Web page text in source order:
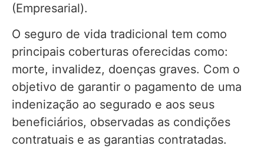
(Empresarial).
O seguro de vida tradicional tem como
principais coberturas oferecidas como:
morte, invalidez, doenças graves. Com o
objetivo de garantir o pagamento de uma
indenização ao segurado e aos seus
beneficiários, observadas as condições
contratuais e as garantias contratadas.